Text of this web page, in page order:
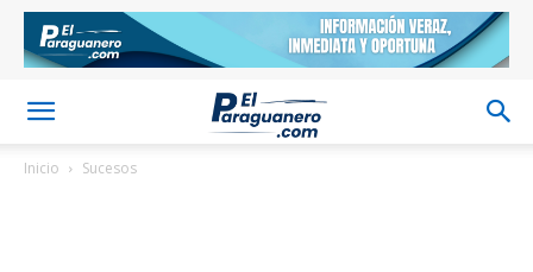
Inicio Sucesos